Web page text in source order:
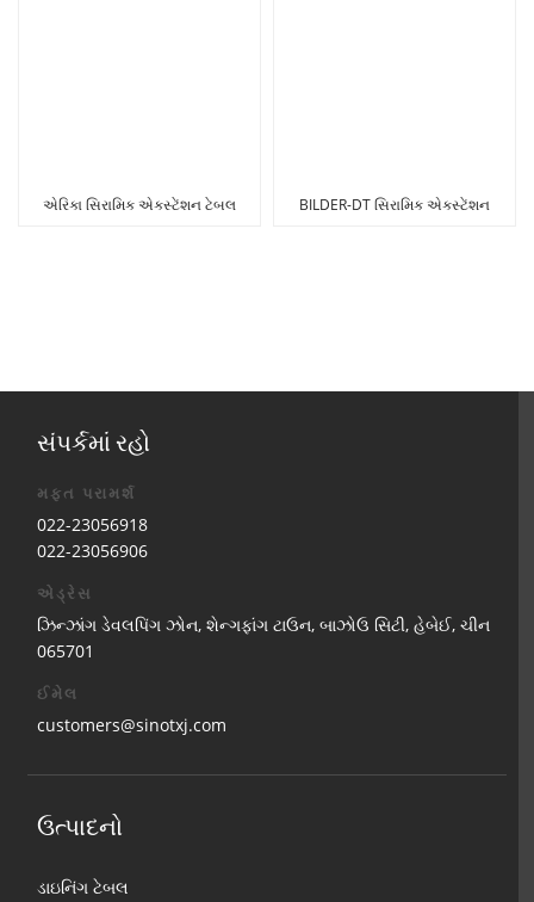
એરિકા સિરામિક એક્સ્ટેંશન ટેબલ
BILDER-DT સિરામિક એક્સ્ટેંશન
સંપર્કમાં રહો
મફત પરામર્શ
022-23056918
022-23056906
એડ્રેસ
ઝિન્ઝાંગ ડેવલપિંગ ઝોન, શેન્ગફાંગ ટાઉન, બાઝોઉ સિટી, હેબેઈ, ચીન
065701
ઈમેલ
customers@sinotxj.com
ઉત્પાદનો
ડાઇનિંગ ટેબલ